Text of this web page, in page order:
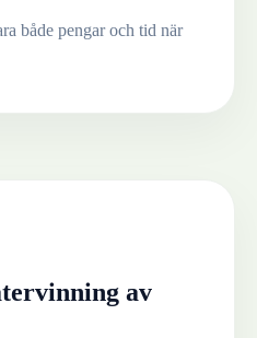
både pengar och tid när
av